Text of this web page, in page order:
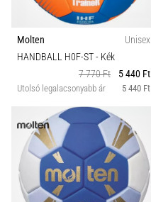
Molten
Unisex
HANDBALL H0F-ST- Kék
7 770 Ft
5 440 Ft
Utolsó legalacsonyabb ár 5 440 Ft